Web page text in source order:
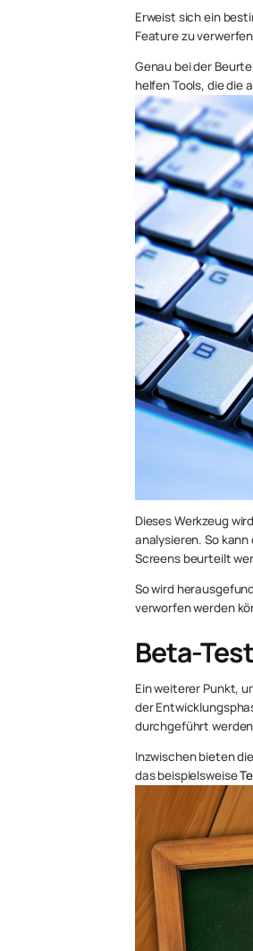
Erweist sich ein
Feature zu
Genau bei der
helfen Tools, die die
Dieses Werkzeug
analysieren. So
Screens beurteilt
So wird
verworfen werden
Beta-
Ein weiterer Punkt,
der
durchgeführt
Inzwischen bieten
das beispielsweise